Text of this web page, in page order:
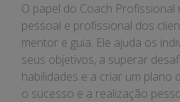
O papel do Coach
pessoal e profissional dos
mentor e guia. Ele ajuda os
seus objetivos, a superar
habilidades e a criar um plano
o sucesso e a realização